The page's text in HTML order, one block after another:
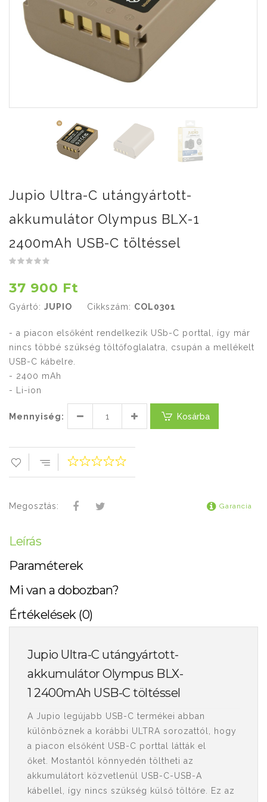
Jupio Ultra-C utángyártott-
akkumulátor Olympus BLX-1
2400mAh USB-C töltéssel
37 900 Ft
Gyártó: JUPIO Cikkszám: COL0301
- a piacon elsőként rendelkezik USb-C porttal, így már
nincs többé szükség töltőfoglalatra, csupán a mellékelt
USB-C kábelre.
- 2400 mAh
- Li-ion
Mennyiség: Kosárba
Megosztás: Garancia
Leírás
Paraméterek
Mi van a dobozban?
Értékelések (0)
Jupio Ultra-C utángyártott-
akkumulátor Olympus BLX-
1 2400mAh USB-C töltéssel
A Jupio legújabb USB-C termékei abban
különböznek a korábbi ULTRA sorozattól, hogy
a piacon elsőként USB-C porttal látták el
őket. Mostantól könnyedén töltheti az
akkumulátort közvetlenül USB-C-USB-A
kábellel, így nincs szükség külső töltőre. Ez az